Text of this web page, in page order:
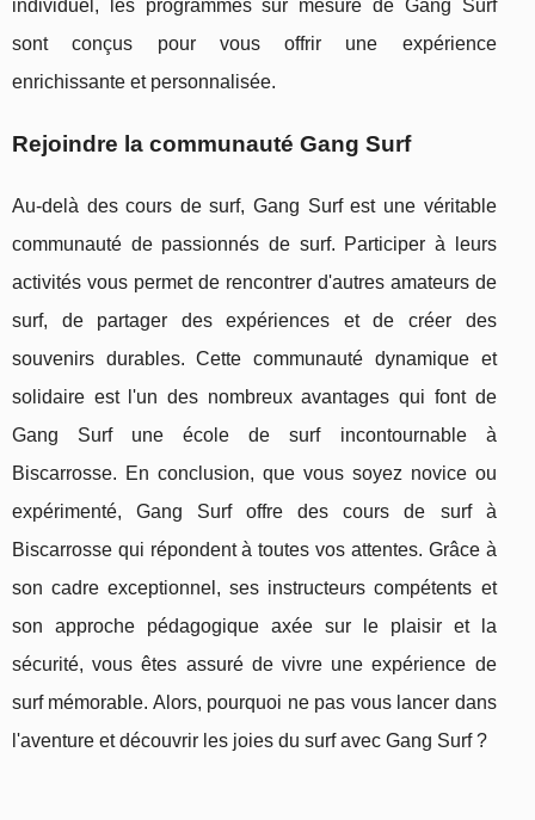
individuel, les programmes sur mesure de Gang Surf
sont conçus pour vous offrir une expérience
enrichissante et personnalisée.
Rejoindre la communauté Gang Surf
Au-delà des cours de surf, Gang Surf est une véritable
communauté de passionnés de surf. Participer à leurs
activités vous permet de rencontrer d'autres amateurs de
surf, de partager des expériences et de créer des
souvenirs durables. Cette communauté dynamique et
solidaire est l'un des nombreux avantages qui font de
Gang Surf une école de surf incontournable à
Biscarrosse. En conclusion, que vous soyez novice ou
expérimenté, Gang Surf offre des cours de surf à
Biscarrosse qui répondent à toutes vos attentes. Grâce à
son cadre exceptionnel, ses instructeurs compétents et
son approche pédagogique axée sur le plaisir et la
sécurité, vous êtes assuré de vivre une expérience de
surf mémorable. Alors, pourquoi ne pas vous lancer dans
l'aventure et découvrir les joies du surf avec Gang Surf ?